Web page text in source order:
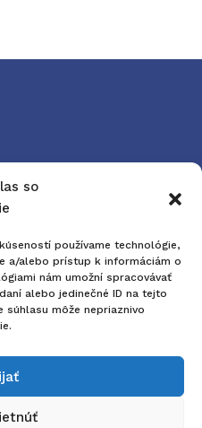
so
používame technológie,
a/alebo prístup k informáciám o
nám umožní spracovávať
alebo jedinečné ID na tejto
súhlasu môže nepriaznivo
3, 917 01